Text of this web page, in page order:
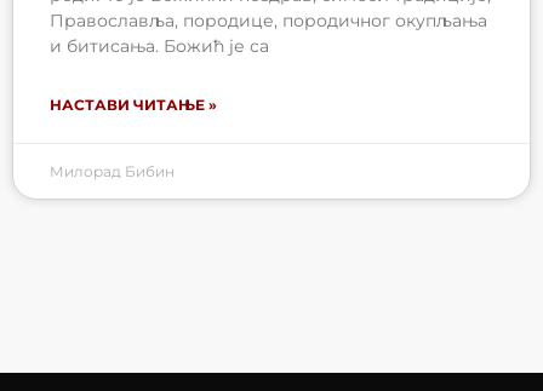
Православља, породице, породичног окупљања
и битисања. Божић је са
НАСТАВИ ЧИТАЊЕ »
Милорад Бибин